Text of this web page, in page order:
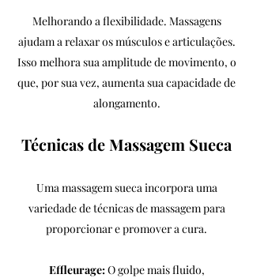
Melhorando a flexibilidade. Massagens
ajudam a relaxar os músculos e articulações.
Isso melhora sua amplitude de movimento, o
que, por sua vez, aumenta sua capacidade de
alongamento.
Técnicas de Massagem Sueca
Uma massagem sueca incorpora uma
variedade de técnicas de massagem para
proporcionar e promover a cura.
Effleurage:O golpe mais fluido,